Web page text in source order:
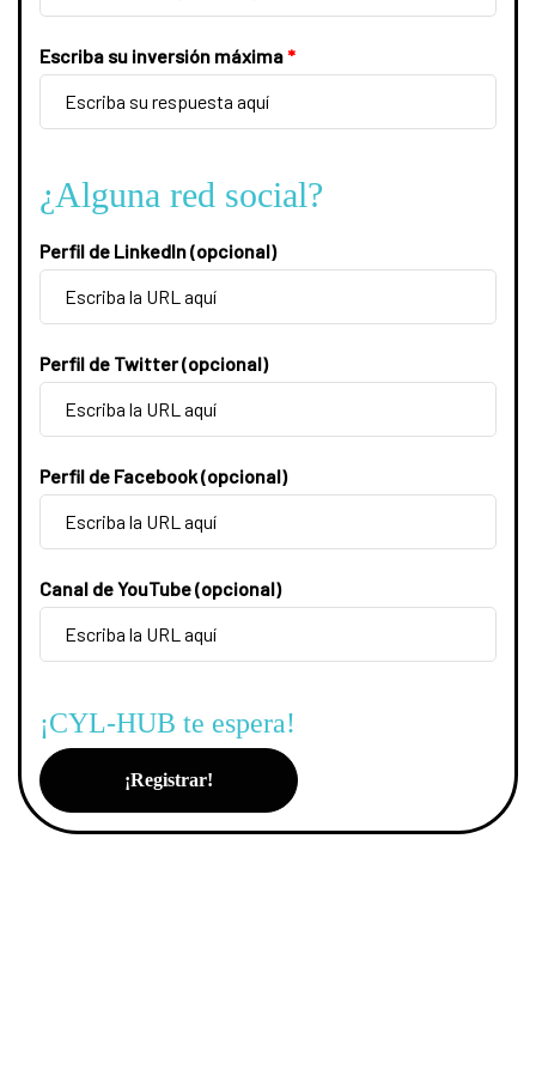
Escriba su inversión máxima *
¿Alguna red social?
Perfil de LinkedIn (opcional)
Perfil de Twitter (opcional)
Perfil de Facebook (opcional)
Canal de YouTube (opcional)
¡CYL-HUB te espera!